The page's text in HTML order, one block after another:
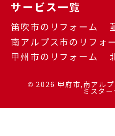
サービス一覧
笛吹市のリフォーム
南アルプス市のリフォ
甲州市のリフォーム
© 2026 甲府市,南アル
ミスター